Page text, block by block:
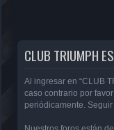
CLUB TRIUMPH
Al ingresar en “CLUB
caso contrario por
periódicamente.